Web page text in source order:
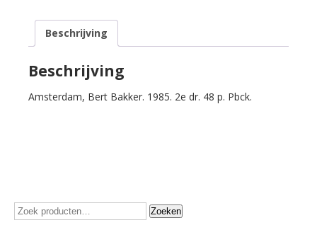
vrouw
bezoeken.
aantal
Beschrijving
Beschrijving
Amsterdam, Bert Bakker. 1985. 2e dr. 48 p. Pbck.
Zoeken
Zoeken